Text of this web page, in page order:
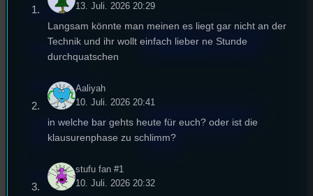
Satzung
Datenschutz
Cookie-Richtlinie
(EU)
Empfang
Unterstützt vom Lehrstuhl
Start your own radio
station!
13. Juli. 2026 20:29
Langsam könnte man meinen es liegt gar nicht an der
Technik und ihr wollt einfach lieber ne Stunde
durchquatschen
Aaliyah
10. Juli. 2026 20:41
in welche bar gehts heute für euch? oder ist die
klausurenphase zu schlimm?
stufu fan #1
10. Juli. 2026 20:32